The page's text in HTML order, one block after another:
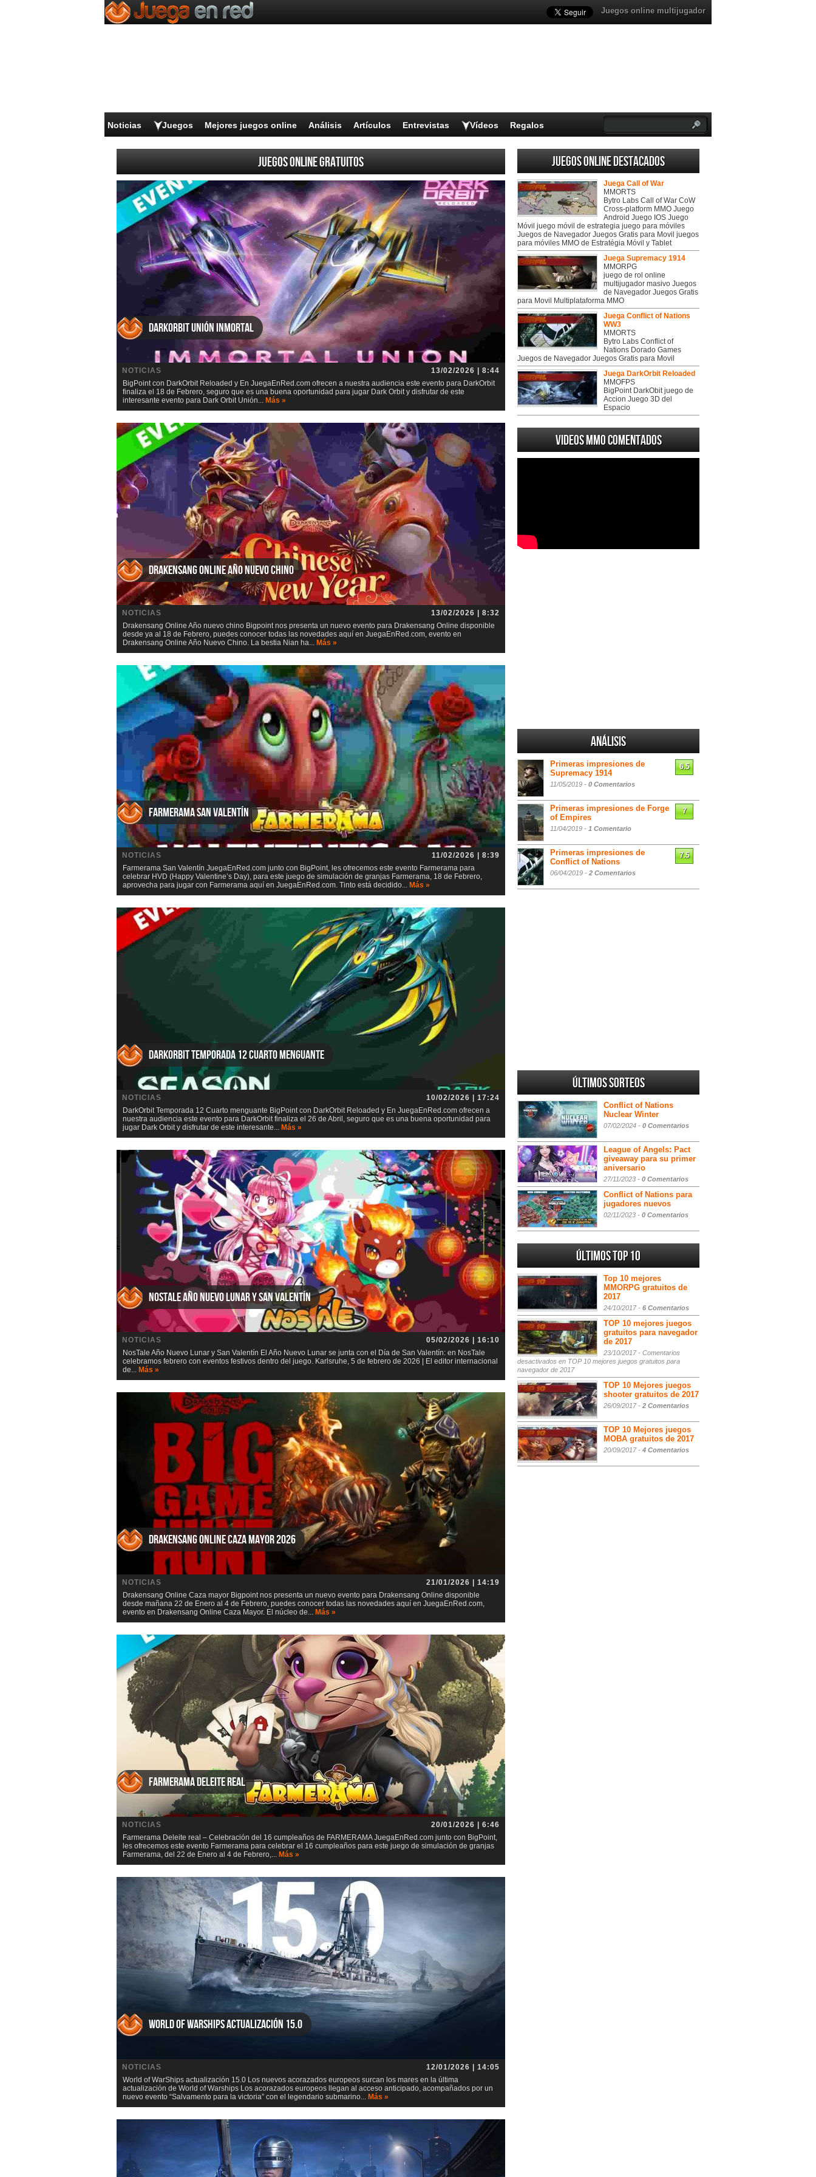
Juegos online multijugador
Noticias Juegos Mejores juegos online Análisis Artículos Entrevistas Vídeos Regalos
Juegos online gratuitos
DarkOrbit Unión inmortal
NOTICIAS
13/02/2026 | 8:44
BigPoint con DarkOrbit Reloaded y En JuegaEnRed.com ofrecen a nuestra audiencia este evento para DarkOrbit
finaliza el 18 de Febrero, seguro que es una buena oportunidad para jugar Dark Orbit y disfrutar de este
interesante evento para Dark Orbit Unión... Más »
Drakensang Online Año nuevo chino
NOTICIAS
13/02/2026 | 8:32
Drakensang Online Año nuevo chino Bigpoint nos presenta un nuevo evento para Drakensang Online disponible
desde ya al 18 de Febrero, puedes conocer todas las novedades aquí en JuegaEnRed.com, evento en
Drakensang Online Año Nuevo Chino. La bestia Nian ha... Más »
Farmerama San Valentín
NOTICIAS
11/02/2026 | 8:39
Farmerama San Valentín JuegaEnRed.com junto con BigPoint, les ofrecemos este evento Farmerama para
celebrar HVD (Happy Valentine’s Day), para este juego de simulación de granjas Farmerama, 18 de Febrero,
aprovecha para jugar con Farmerama aquí en JuegaEnRed.com. Tinto está decidido... Más »
DarkOrbit Temporada 12 Cuarto menguante
NOTICIAS
10/02/2026 | 17:24
DarkOrbit Temporada 12 Cuarto menguante BigPoint con DarkOrbit Reloaded y En JuegaEnRed.com ofrecen a
nuestra audiencia este evento para DarkOrbit finaliza el 26 de Abril, seguro que es una buena oportunidad para
jugar Dark Orbit y disfrutar de este interesante... Más »
NosTale Año Nuevo Lunar y San Valentín
NOTICIAS
05/02/2026 | 16:10
NosTale Año Nuevo Lunar y San Valentín El Año Nuevo Lunar se junta con el Día de San Valentín: en NosTale
celebramos febrero con eventos festivos dentro del juego. Karlsruhe, 5 de febrero de 2026 | El editor internacional
de... Más »
Drakensang Online Caza mayor 2026
NOTICIAS
21/01/2026 | 14:19
Drakensang Online Caza mayor Bigpoint nos presenta un nuevo evento para Drakensang Online disponible
desde mañana 22 de Enero al 4 de Febrero, puedes conocer todas las novedades aquí en JuegaEnRed.com,
evento en Drakensang Online Caza Mayor. El núcleo de... Más »
Farmerama Deleite real
NOTICIAS
20/01/2026 | 6:46
Farmerama Deleite real – Celebración del 16 cumpleaños de FARMERAMA JuegaEnRed.com junto con BigPoint,
les ofrecemos este evento Farmerama para celebrar el 16 cumpleaños para este juego de simulación de granjas
Farmerama, del 22 de Enero al 4 de Febrero,... Más »
World of WarShips actualización 15.0
NOTICIAS
12/01/2026 | 14:05
World of WarShips actualización 15.0 Los nuevos acorazados europeos surcan los mares en la última
actualización de World of Warships Los acorazados europeos llegan al acceso anticipado, acompañados por un
nuevo evento “Salvamento para la victoria” con el legendario submarino... Más »
Juegos online destacados
Juega Call of War
MMORTS
Bytro Labs Call of War CoW
Cross-platform MMO Juego
Android Juego IOS Juego
Móvil juego móvil de estrategia juego para móviles
Juegos de Navegador Juegos Gratis para Movil juegos
para móviles MMO de Estratégia Móvil y Tablet
Juega Supremacy 1914
MMORPG
juego de rol online
multijugador masivo Juegos
de Navegador Juegos Gratis
para Movil Multiplataforma MMO
Juega Conflict of Nations
WW3
MMORTS
Bytro Labs Conflict of
Nations Dorado Games
Juegos de Navegador Juegos Gratis para Movil
Juega DarkOrbit Reloaded
MMOFPS
BigPoint DarkObit juego de
Accion Juego 3D del
Espacio
Videos MMO Comentados
Análisis
Primeras impresiones de
Supremacy 1914
11/05/2019 - 0 Comentarios
6.5
Primeras impresiones de Forge
of Empires
11/04/2019 - 1 Comentario
7
Primeras impresiones de
Conflict of Nations
06/04/2019 - 2 Comentarios
7.5
Últimos sorteos
Conflict of Nations
Nuclear Winter
07/02/2024 - 0 Comentarios
League of Angels: Pact
giveaway para su primer
aniversario
27/11/2023 - 0 Comentarios
Conflict of Nations para
jugadores nuevos
02/11/2023 - 0 Comentarios
Últimos Top 10
Top 10 mejores
MMORPG gratuitos de
2017
24/10/2017 - 6 Comentarios
TOP 10 mejores juegos
gratuitos para navegador
de 2017
23/10/2017 - Comentarios
desactivados en TOP 10 mejores juegos gratuitos para
navegador de 2017
TOP 10 Mejores juegos
shooter gratuitos de 2017
26/09/2017 - 2 Comentarios
TOP 10 Mejores juegos
MOBA gratuitos de 2017
20/09/2017 - 4 Comentarios